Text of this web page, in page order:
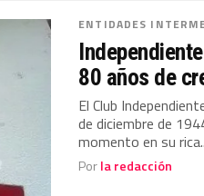
ENTIDADES
80 años de
El Club
de diciembre de
momento en su
Porla redacción